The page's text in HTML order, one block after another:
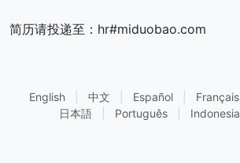
简历请投递至：hr#miduobao.com
English 中文 Español Français
日本語
Português Indonesia